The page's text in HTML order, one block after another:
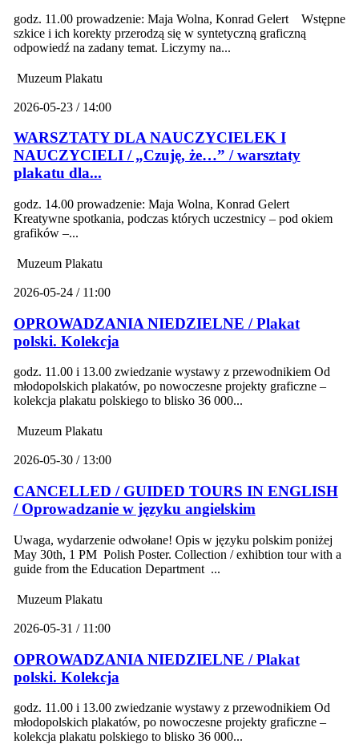
godz. 11.00 prowadzenie: Maja Wolna, Konrad Gelert Wstępne
szkice i ich korekty przerodzą się w syntetyczną graficzną
odpowiedź na zadany temat. Liczymy na...
Muzeum Plakatu
2026-05-23 / 14:00
WARSZTATY DLA NAUCZYCIELEK I
NAUCZYCIELI / „Czuję, że…” / warsztaty
plakatu dla...
godz. 14.00 prowadzenie: Maja Wolna, Konrad Gelert
Kreatywne spotkania, podczas których uczestnicy – pod okiem
grafików –...
Muzeum Plakatu
2026-05-24 / 11:00
OPROWADZANIA NIEDZIELNE / Plakat
polski. Kolekcja
godz. 11.00 i 13.00 zwiedzanie wystawy z przewodnikiem Od
młodopolskich plakatów, po nowoczesne projekty graficzne –
kolekcja plakatu polskiego to blisko 36 000...
Muzeum Plakatu
2026-05-30 / 13:00
CANCELLED / GUIDED TOURS IN ENGLISH
/ Oprowadzanie w języku angielskim
Uwaga, wydarzenie odwołane! Opis w języku polskim poniżej
May 30th, 1 PM Polish Poster. Collection / exhibtion tour with a
guide from the Education Department ...
Muzeum Plakatu
2026-05-31 / 11:00
OPROWADZANIA NIEDZIELNE / Plakat
polski. Kolekcja
godz. 11.00 i 13.00 zwiedzanie wystawy z przewodnikiem Od
młodopolskich plakatów, po nowoczesne projekty graficzne –
kolekcja plakatu polskiego to blisko 36 000...